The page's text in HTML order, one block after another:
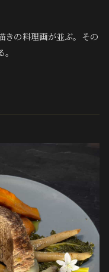
きの料理画が並ぶ。その